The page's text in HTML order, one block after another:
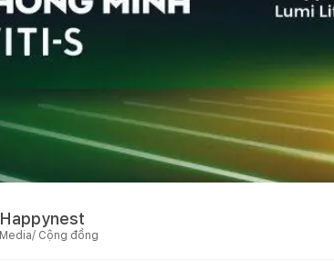
Happynest
Media/ Cộng đồng